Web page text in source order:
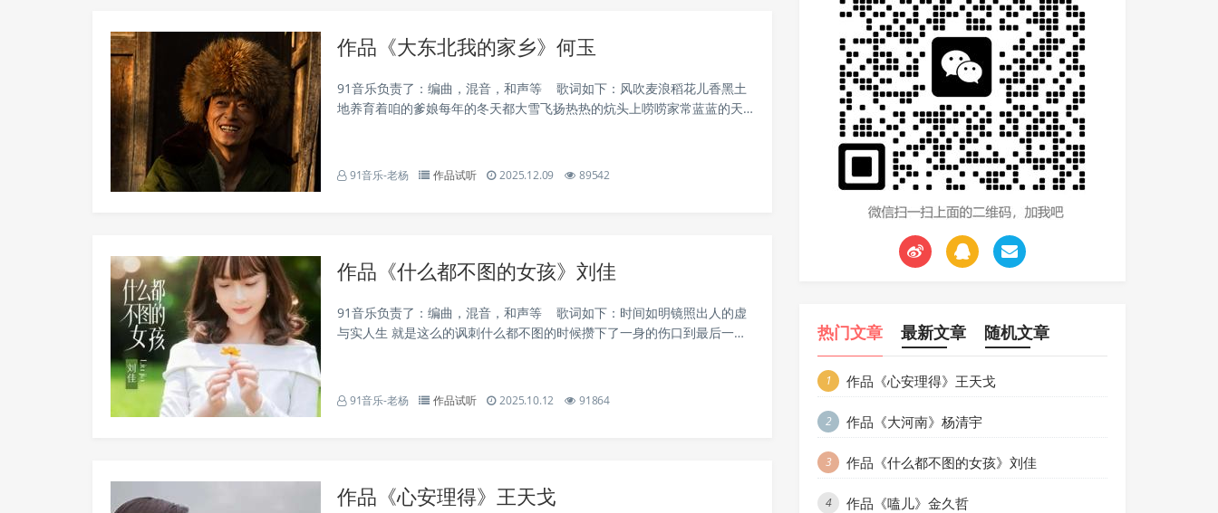
作品《大东北我的家乡》何玉
91音乐负责了：编曲，混音，和声等 歌词如下：风吹麦浪稻花儿香黑土
地养育着咱的爹娘每年的冬天都大雪飞扬热热的炕头上唠唠家常蓝蓝的天
91音乐-老杨 作品试听 2025.12.09 89542
作品《什么都不图的女孩》刘佳
91音乐负责了：编曲，混音，和声等 歌词如下：时间如明镜照出人的虚
与实人生 就是这么的讽刺什么都不图的时候攒下了一身的伤口到最后一无
91音乐-老杨 作品试听 2025.10.12 91864
作品《心安理得》王天戈
热门文章 最新文章 随机文章
1 作品《心安理得》王天戈
2 作品《大河南》杨清宇
3 作品《什么都不图的女孩》刘佳
4 作品《嗑儿》金久哲